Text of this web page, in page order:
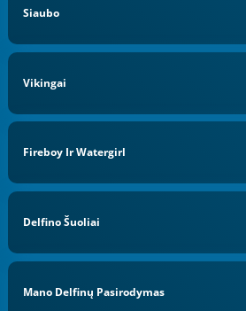
Siaubo
Vikingai
Fireboy Ir Watergirl
Delfino Šuoliai
Mano Delfinų Pasirodymas